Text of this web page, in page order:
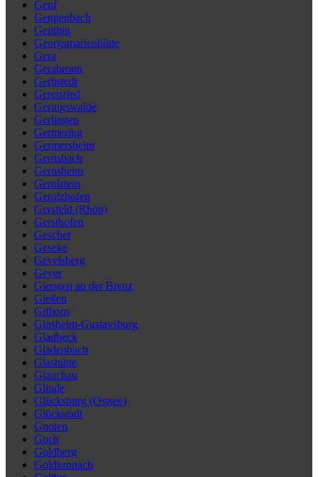
Genf
Gengenbach
Genthin
Georgsmarienhütte
Gera
Gerabronn
Gerbstedt
Geretsried
Geringswalde
Gerlingen
Germering
Germersheim
Gernsbach
Gernsheim
Gerolstein
Gerolzhofen
Gersfeld (Rhön)
Gersthofen
Gescher
Geseke
Gevelsberg
Geyer
Giengen an der Brenz
Gießen
Gifhorn
Ginsheim-Gustavsburg
Gladbeck
Gladenbach
Glashütte
Glauchau
Glinde
Glücksburg (Ostsee)
Glückstadt
Gnoien
Goch
Goldberg
Goldkronach